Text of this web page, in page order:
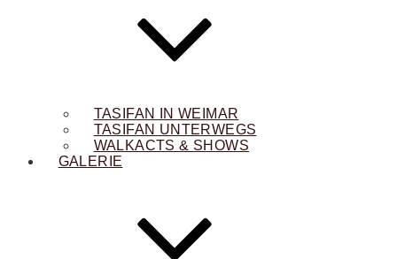
TASIFAN IN WEIMAR
TASIFAN UNTERWEGS
WALKACTS & SHOWS
GALERIE